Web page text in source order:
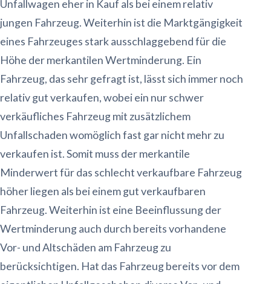
Unfallwagen eher in Kauf als bei einem relativ
jungen Fahrzeug. Weiterhin ist die Marktgängigkeit
eines Fahrzeuges stark ausschlaggebend für die
Höhe der merkantilen Wertminderung. Ein
Fahrzeug, das sehr gefragt ist, lässt sich immer noch
relativ gut verkaufen, wobei ein nur schwer
verkäufliches Fahrzeug mit zusätzlichem
Unfallschaden womöglich fast gar nicht mehr zu
verkaufen ist. Somit muss der merkantile
Minderwert für das schlecht verkaufbare Fahrzeug
höher liegen als bei einem gut verkaufbaren
Fahrzeug. Weiterhin ist eine Beeinflussung der
Wertminderung auch durch bereits vorhandene
Vor- und Altschäden am Fahrzeug zu
berücksichtigen. Hat das Fahrzeug bereits vor dem